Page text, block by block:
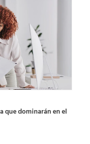
que dominarán en el